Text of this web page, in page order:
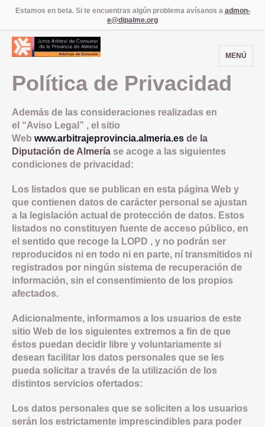
Estamos en beta. Si te encuentras algún problema avísanos a admon-
e@dipalme.org
MENÚ
Política de Privacidad
Además de las consideraciones realizadas en
el “Aviso Legal” , el sitio
Web www.arbitrajeprovincia.almeria.es de la
Diputación de Almería se acoge a las siguientes
condiciones de privacidad:
Los listados que se publican en esta página Web y
que contienen datos de carácter personal se ajustan
a la legislación actual de protección de datos. Estos
listados no constituyen fuente de acceso público, en
el sentido que recoge la LOPD , y no podrán ser
reproducidos ni en todo ni en parte, ní transmitidos ni
registrados por ningún sistema de recuperación de
información, sin el consentimiento de los propios
afectados.
Adicionalmente, informamos a los usuarios de este
sitio Web de los siguientes extremos a fin de que
éstos puedan decidir libre y voluntariamente si
desean facilitar los datos personales que se les
pueda solicitar a través de la utilización de los
distintos servicios ofertados:
Los datos personales que se soliciten a los usuarios
serán los estrictamente imprescindibles para poder